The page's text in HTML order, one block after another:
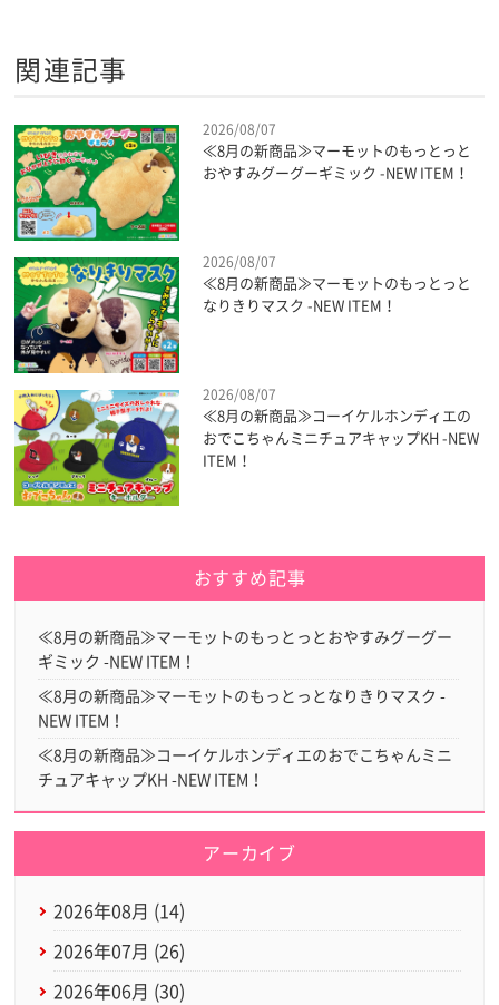
関連記事
2026/08/07
≪8月の新商品≫マーモットのもっとっと
おやすみグーグーギミック -NEW ITEM！
2026/08/07
≪8月の新商品≫マーモットのもっとっと
なりきりマスク -NEW ITEM！
2026/08/07
≪8月の新商品≫コーイケルホンディエの
おでこちゃんミニチュアキャップKH -NEW
ITEM！
おすすめ記事
≪8月の新商品≫マーモットのもっとっとおやすみグーグー
ギミック -NEW ITEM！
≪8月の新商品≫マーモットのもっとっとなりきりマスク -
NEW ITEM！
≪8月の新商品≫コーイケルホンディエのおでこちゃんミニ
チュアキャップKH -NEW ITEM！
アーカイブ
2026年08月 (14)
2026年07月 (26)
2026年06月 (30)